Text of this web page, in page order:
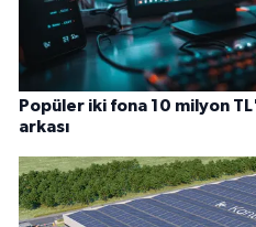
Popüler iki fona 10 milyon
arkası